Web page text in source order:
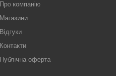
Про компанію
Магазини
Відгуки
Контакти
Публічна оферта